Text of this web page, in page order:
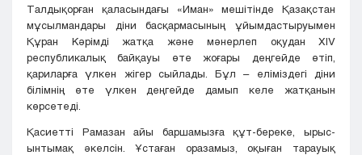
Талдықорған қаласындағы «Иман» мешітінде Қазақстан
мұсылмандары діни басқармасының ұйымдастыруымен
Құран Кәрімді жатқа және мәнерлеп оқудан ХІV
республикалық байқауы өте жоғары деңгейде өтіп,
қариларға үлкен жігер сыйлады. Бұл – еліміздегі діни
білімнің өте үлкен деңгейде дамып келе жатқанын
көрсетеді.
Қасиетті Рамазан айы баршамызға құт-береке, ырыс-
ынтымақ әкелсін. Ұстаған оразамыз, оқыған тарауық